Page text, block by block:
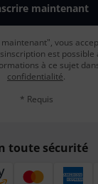
maintenant
vous
est possible
à ce sujet
confidentialité.
* Requis
toute sécurité